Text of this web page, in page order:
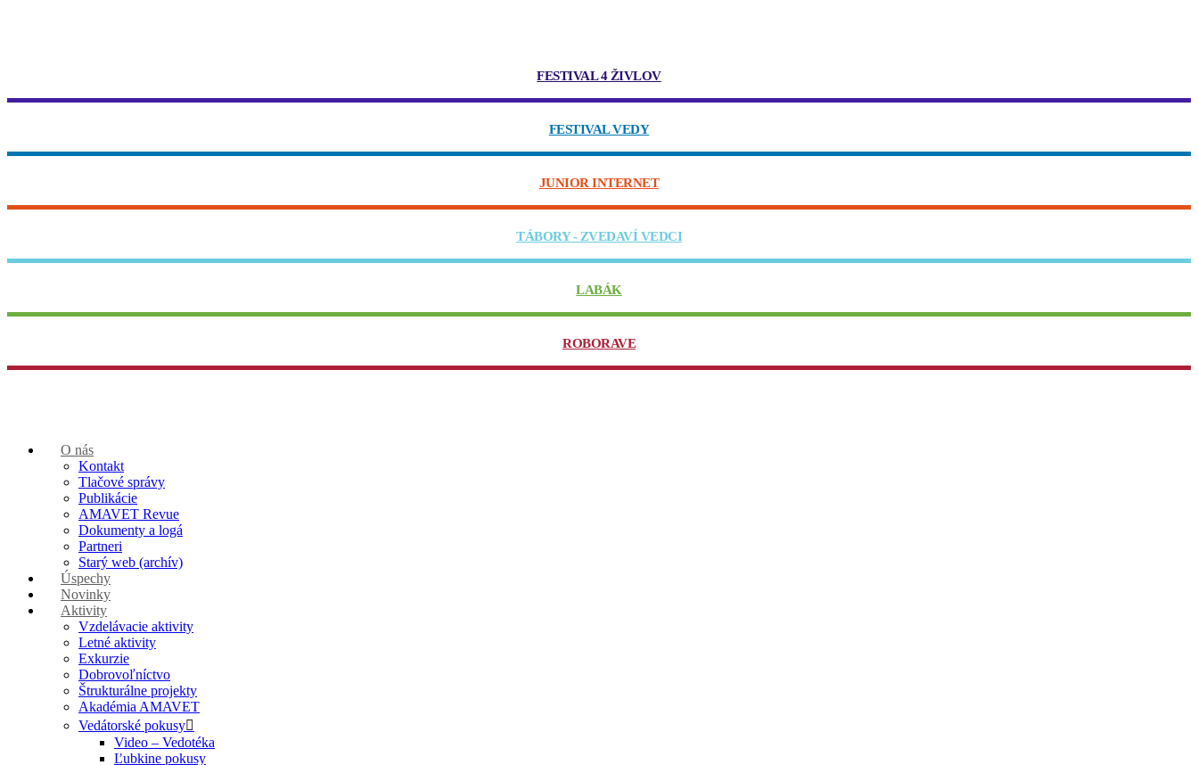
FESTIVAL 4 ŽIVLOV
FESTIVAL VEDY
JUNIOR INTERNET
TÁBORY - ZVEDAVÍ VEDCI
LABÁK
ROBORAVE
O nás
Kontakt
Tlačové správy
Publikácie
AMAVET Revue
Dokumenty a logá
Partneri
Starý web (archív)
Úspechy
Novinky
Aktivity
Vzdelávacie aktivity
Letné aktivity
Exkurzie
Dobrovoľníctvo
Štrukturálne projekty
Akadémia AMAVET
Vedátorské pokusy
Video – Vedotéka
Ľubkine pokusy